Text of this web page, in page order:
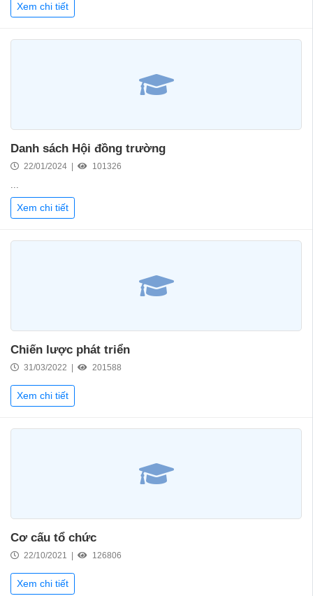
Xem chi tiết
Danh sách Hội đồng trường
22/01/2024 | 101326
...
Xem chi tiết
Chiến lược phát triển
31/03/2022 | 201588
Xem chi tiết
Cơ cấu tổ chức
22/10/2021 | 126806
Xem chi tiết